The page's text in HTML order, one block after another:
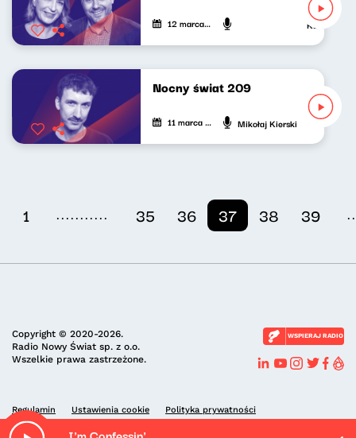
12 marca 2025 Katarzyna
Nocny świat 209
11 marca 2025 Mikołaj Kierski
1 ........... 35 36 37 38 39
Copyright © 2020-2026.
Radio Nowy Świat sp. z o.o.
Wszelkie prawa zastrzeżone.
WSPIERAJ RADIO
Regulamin Ustawienia cookie Polityka prywatności